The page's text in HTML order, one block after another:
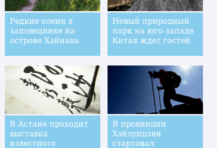
Редкие олени в
заповеднике на
острове Хайнань
Новый природный
парк на юго-западе
Китая ждет гостей
В Астане проходит
выставка
известного
В провинции
Хэйлунцзян
стартовал